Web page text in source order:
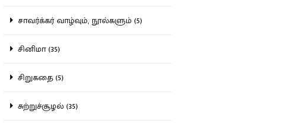
சாவர்க்கர் வாழ்வும், நூல்களும் (5)
சினிமா (35)
சிறுகதை (5)
சுற்றுச்சூழல் (35)